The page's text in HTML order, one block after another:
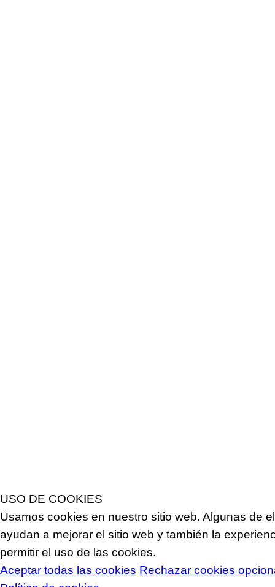
USO DE COOKIES
Usamos cookies en nuestro sitio web. Algunas de
ayudan a mejorar el sitio web y también la
permitir el uso de las cookies.
Aceptar todas las cookies Rechazar cookies